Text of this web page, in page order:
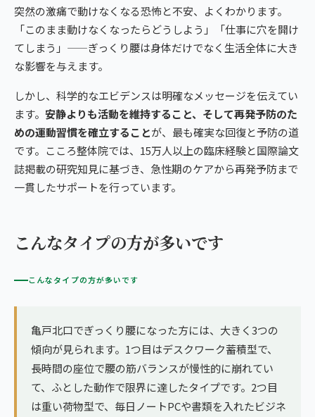
突然の激痛で動けなくなる恐怖と不安、よくわかります。
「このまま動けなくなったらどうしよう」「仕事に穴を開け
てしまう」——ぎっくり腰は身体だけでなく生活全体に大き
な影響を与えます。
しかし、科学的なエビデンスは明確なメッセージを伝えてい
ます。 安静よりも活動を維持すること、そして再発予防のた
めの運動習慣を確立することが、最も確実な回復と予防の道
です。こころ整体院では、15万人以上の臨床経験と国際論文
誌掲載の研究知見に基づき、急性期のケアから再発予防まで
一貫したサポートを行っています。
こんなタイプの方が多いです
こんなタイプの方が多いです
亀戸北口でぎっくり腰になった方には、大きく3つの
傾向が見られます。1つ目はデスクワーク蓄積型で、
長時間の座位で腰の筋バランスが慢性的に崩れてい
て、ふとした動作で限界に達したタイプです。2つ目
は重い荷物型で、毎日ノートPCや書類を入れたビジネ